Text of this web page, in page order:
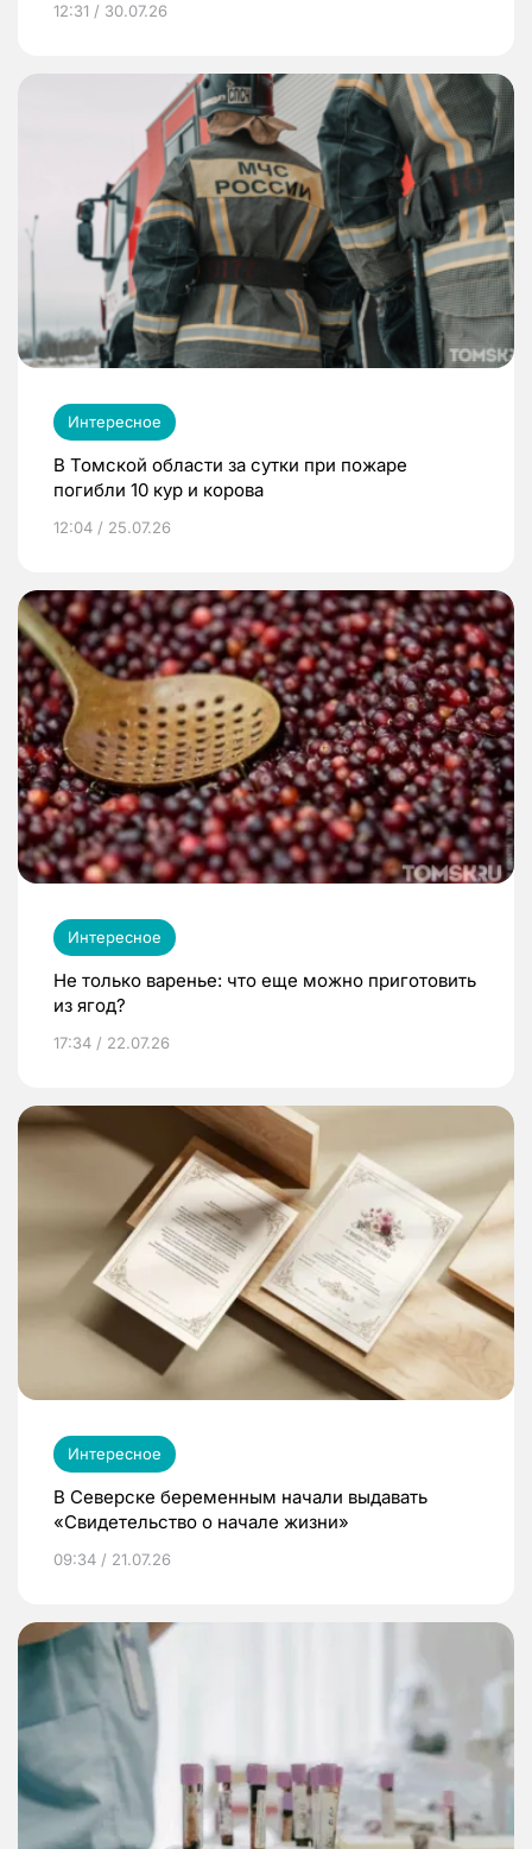
12:31 / 30.07.26
Интересное
В Томской области за сутки при пожаре
погибли 10 кур и корова
12:04 / 25.07.26
Интересное
Не только варенье: что еще можно приготовить
из ягод?
17:34 / 22.07.26
Интересное
В Северске беременным начали выдавать
«Свидетельство о начале жизни»
09:34 / 21.07.26